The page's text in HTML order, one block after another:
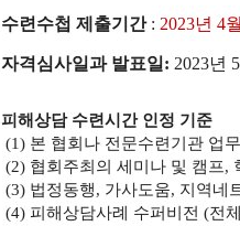
수련수첩 제출기간 : 2023년 4
자격심사일과 발표일 : 2023년
피해상담 수련시간 인정 기준
(1) 본 협회나 전문수련기관 업
(2) 협회주최의 세미나 및 캠프,
(3) 법정동행, 가사도움, 지역네
(4) 피해상담사례 수퍼비전 (전